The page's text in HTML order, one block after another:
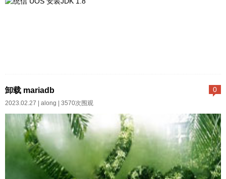
es.list修改修改[]内容为 trusted=y
es ，删除non-free 结果如图：:w
q保存退出2 查看是否已安装jdkja
va -version未安装执行安装命令s
udo suapt-get install openjdk-8-j
dk会提示是否安装 确认后继续完
成安装再执行完即可再次使用java
0
卸载 mariadb
2023.02.27 | along | 3570次围观